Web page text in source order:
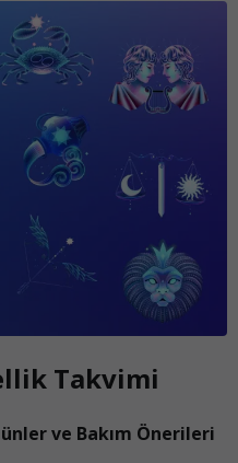
Takvimi
ve Bakım Önerileri